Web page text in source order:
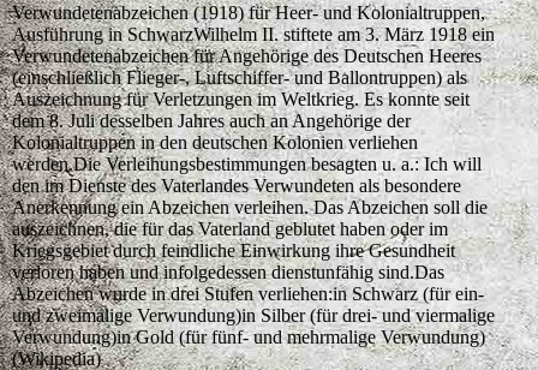
Verwundetenabzeichen (1918) für Heer- und Kolonialtruppen,
Ausführung in SchwarzWilhelm II. stiftete am 3. März 1918 ein
Verwundetenabzeichen für Angehörige des Deutschen Heeres
(einschließlich Flieger-, Luftschiffer- und Ballontruppen) als
Auszeichnung für Verletzungen im Weltkrieg. Es konnte seit
dem 8. Juli desselben Jahres auch an Angehörige der
Kolonialtruppen in den deutschen Kolonien verliehen
werden.Die Verleihungsbestimmungen besagten u. a.: Ich will
den im Dienste des Vaterlandes Verwundeten als besondere
Anerkennung ein Abzeichen verleihen. Das Abzeichen soll die
auszeichnen, die für das Vaterland geblutet haben oder im
Kriegsgebiet durch feindliche Einwirkung ihre Gesundheit
verloren haben und infolgedessen dienstunfähig sind.Das
Abzeichen wurde in drei Stufen verliehen:in Schwarz (für ein-
und zweimalige Verwundung)in Silber (für drei- und viermalige
Verwundung)in Gold (für fünf- und mehrmalige Verwundung)
(Wikipedia)